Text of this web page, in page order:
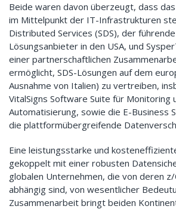
Beide waren davon überzeugt, dass
im Mittelpunkt der IT-Infrastrukturen
Distributed Services (SDS), der
Lösungsanbieter in den USA, und
einer partnerschaftlichen
ermöglicht, SDS-Lösungen auf dem
Ausnahme von Italien) zu vertreiben,
VitalSigns Software Suite für Monitoring
Automatisierung, sowie die E-Business
die plattformübergreifende
Eine leistungsstarke und
gekoppelt mit einer robusten
globalen Unternehmen, die von deren
abhängig sind, von wesentlicher
Zusammenarbeit bringt beiden